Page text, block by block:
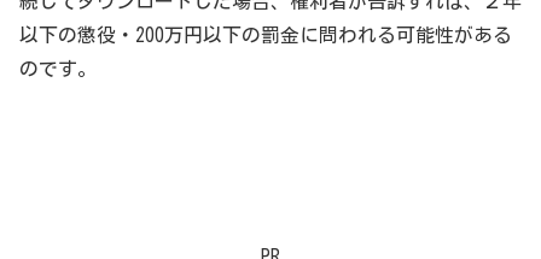
以下の懲役・200万円以下の罰金に問われる可能性がある
のです。